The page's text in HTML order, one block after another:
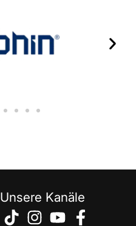
Unsere Kanäle